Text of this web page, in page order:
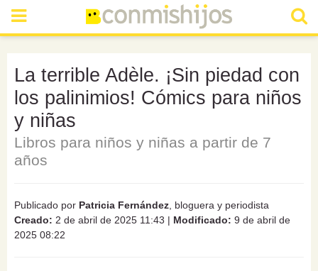
La terrible Adèle. ¡Sin piedad con
los palinimios! Cómics para niños
y niñas
Libros para niños y niñas a partir de 7
años
Publicado por Patricia Fernández , bloguera y periodista
Creado: 2 de abril de 2025 11:43 | Modificado: 9 de abril de
2025 08:22